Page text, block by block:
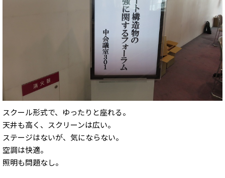
スクール形式で、ゆったりと座れる。
天井も高く、スクリーンは広い。
ステージはないが、気にならない。
空調は快適。
照明も問題なし。